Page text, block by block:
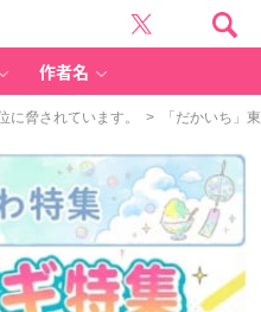
作者名
に脅されています。 > 「だかいち」